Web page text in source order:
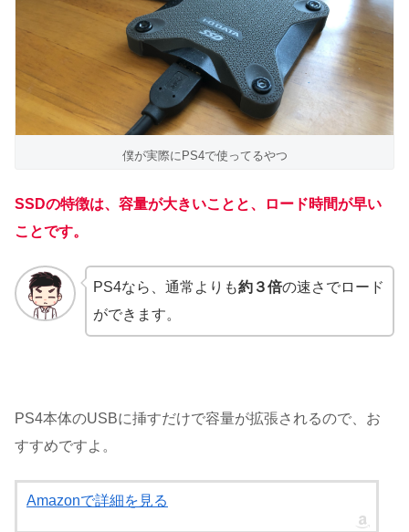
僕が実際にPS4で使ってるやつ
SSDの特徴は、容量が大きいことと、ロード時間が早い
ことです。
PS4なら、通常よりも約３倍の速さでロード
ができます。
PS4本体のUSBに挿すだけで容量が拡張されるので、お
すすめですよ。
Amazonで詳細を見る